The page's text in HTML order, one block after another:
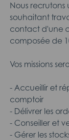
Nous
souhaitant
contact d'une
composée de
Vos missions
- Accueillir et
comptoir
- Délivrer les
- Conseiller et
- Gérer les